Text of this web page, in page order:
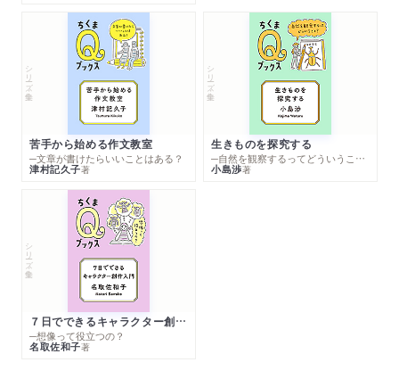
シリーズ・全集
苦手から始める作文教室
─文章が書けたらいいことはある？
津村記久子著
シリーズ・全集
生きものを探究する
─自然を観察するってどういうこと？
小島渉著
シリーズ・全集
７日でできるキャラクター創作入門
─想像って役立つの？
名取佐和子著